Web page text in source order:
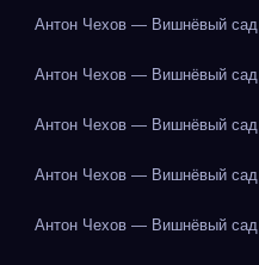
Антон Чехов — Вишнёвый сад
Антон Чехов — Вишнёвый сад
Антон Чехов — Вишнёвый сад
Антон Чехов — Вишнёвый сад
Антон Чехов — Вишнёвый сад